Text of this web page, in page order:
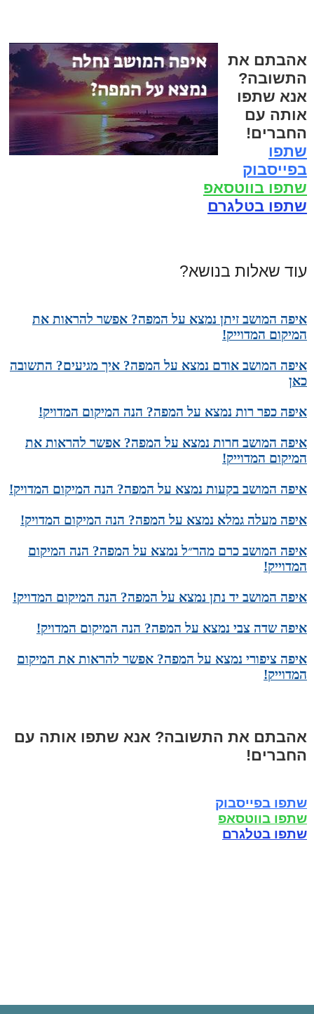
אהבתם את
התשובה?
אנא שתפו
אותה עם
החברים!
שתפו
בפייסבוק
שתפו בווטסאפ
שתפו בטלגרם
עוד שאלות בנושא?
איפה המושב זיתן נמצא על המפה? אפשר להראות את
המיקום המדוייק!
איפה המושב אודם נמצא על המפה? איך מגיעים? התשובה
כאן
איפה כפר רות נמצא על המפה? הנה המיקום המדויק!
איפה המושב חרות נמצא על המפה? אפשר להראות את
המיקום המדוייק!
איפה המושב בקעות נמצא על המפה? הנה המיקום המדויק!
איפה מעלה גמלא נמצא על המפה? הנה המיקום המדויק!
איפה המושב כרם מהר״ל נמצא על המפה? הנה המיקום
המדוייק!
איפה המושב יד נתן נמצא על המפה? הנה המיקום המדויק!
איפה שדה צבי נמצא על המפה? הנה המיקום המדויק!
איפה ציפורי נמצא על המפה? אפשר להראות את המיקום
המדוייק!
אהבתם את התשובה? אנא שתפו אותה עם
החברים!
שתפו בפייסבוק
שתפו בווטסאפ
שתפו בטלגרם